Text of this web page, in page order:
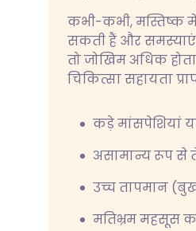
कभी-कभी, मस्तिष्क
सकती हैं और समस्याएं
तो जोखिम अधिक
चिकित्सा सहायता
कड़े मांसपेशियां
असामान्य रूप से
उच्च तापमान
मतिभ्रम महसूस